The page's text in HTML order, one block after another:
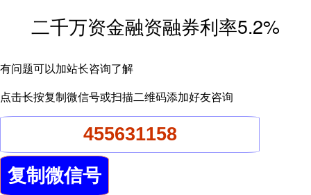
二千万资金融资融券利率5.2%
有问题可以加站长咨询了解
点击长按复制微信号或扫描二维码添加好友咨询